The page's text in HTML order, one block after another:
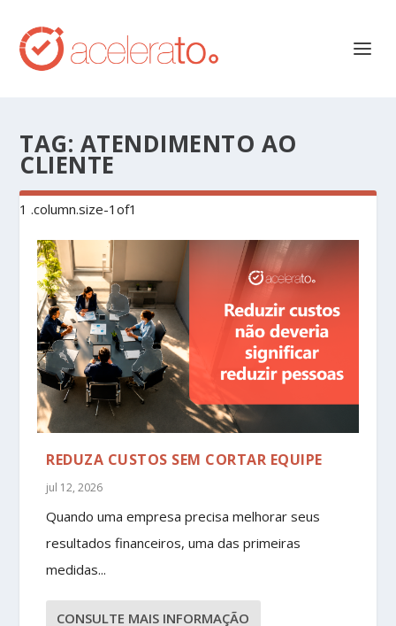
TAG: ATENDIMENTO AO
CLIENTE
REDUZA CUSTOS SEM CORTAR EQUIPE
jul 12, 2026
Quando uma empresa precisa melhorar seus
resultados financeiros, uma das primeiras
medidas...
CONSULTE MAIS INFORMAÇÃO